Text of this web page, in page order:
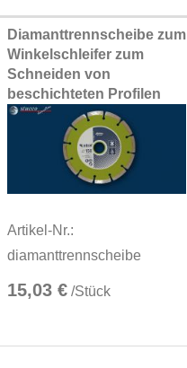
Diamanttrennscheibe zum
Winkelschleifer zum
Schneiden von
beschichteten Profilen
Artikel-Nr.:
diamanttrennscheibe
15,03 € /Stück